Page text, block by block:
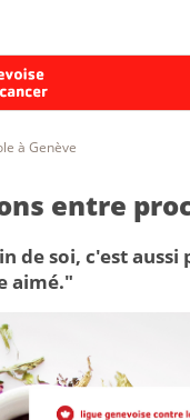
à Genève
entre
de soi, c'est aussi
aimé."